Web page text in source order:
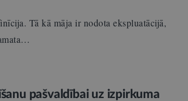
Tā kā māja ir nodota ekspluatācijā,
pašvaldībai uz izpirkuma